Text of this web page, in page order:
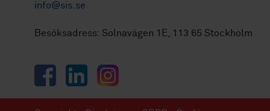
info@sis.se
Besöksadress: Solnavägen 1E, 113 65 Stockholm
FacebookLinkedInInstagram